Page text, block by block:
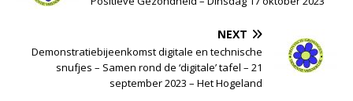
NEXT
Demonstratiebijeenkomst digitale en technische
snufjes – Samen rond de ‘digitale’ tafel – 21
september 2023 – Het Hogeland